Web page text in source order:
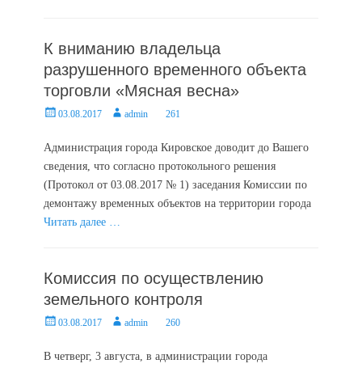
К вниманию владельца
разрушенного временного объекта
торговли «Мясная весна»
Posted03.08.2017 Authoradmin 261
Администрация города Кировское доводит до Вашего
сведения, что согласно протокольного решения
(Протокол от 03.08.2017 № 1) заседания Комиссии по
демонтажу временных объектов на территории города
Читать далее …
Комиссия по осуществлению
земельного контроля
Posted03.08.2017 Authoradmin 260
В четверг, 3 августа, в администрации города